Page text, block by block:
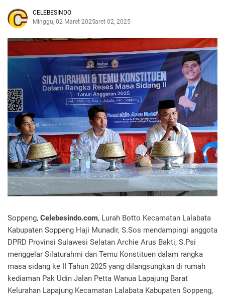
CELEBESINDO
Minggu, 02 Maret 2025Maret 02, 2025
Soppeng, Celebesindo.com, Lurah Botto Kecamatan Lalabata
Kabupaten Soppeng Haji Munadir, S.Sos mendampingi anggota
DPRD Provinsi Sulawesi Selatan Archie Arus Bakti, S.Psi
menggelar Silaturahmi dan Temu Konstituen dalam rangka
masa sidang ke II Tahun 2025 yang dilangsungkan di rumah
kediaman Pak Udin Jalan Petta Wanua Lapajung Barat
Kelurahan Lapajung Kecamatan Lalabata Kabupaten Soppeng,